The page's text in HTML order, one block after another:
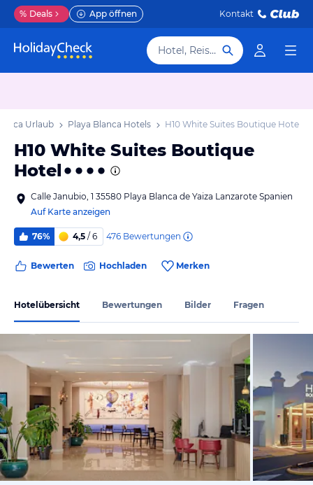
% Deals App öffnen Kontakt
Hotel, Reiseziel
Urlaub Playa Blanca Hotels H10 White Suites Boutique Hotel
H10 White Suites Boutique
Hotel
Calle Janubio, 1 35580 Playa Blanca de Yaiza Lanzarote Spanien
Auf Karte anzeigen
76% 4,5 / 6 476 Bewertungen
Bewerten Hochladen Merken
Hotelübersicht Bewertungen Bilder Fragen
vom